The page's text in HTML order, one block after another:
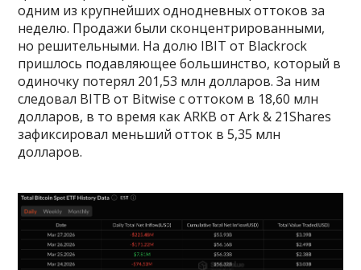
одним из крупнейших однодневных оттоков за
неделю. Продажи были сконцентрированными,
но решительными. На долю IBIT от Blackrock
пришлось подавляющее большинство, который в
одиночку потерял 201,53 млн долларов. За ним
следовал BITB от Bitwise с оттоком в 18,60 млн
долларов, в то время как ARKB от Ark & 21Shares
зафиксировал меньший отток в 5,35 млн
долларов.